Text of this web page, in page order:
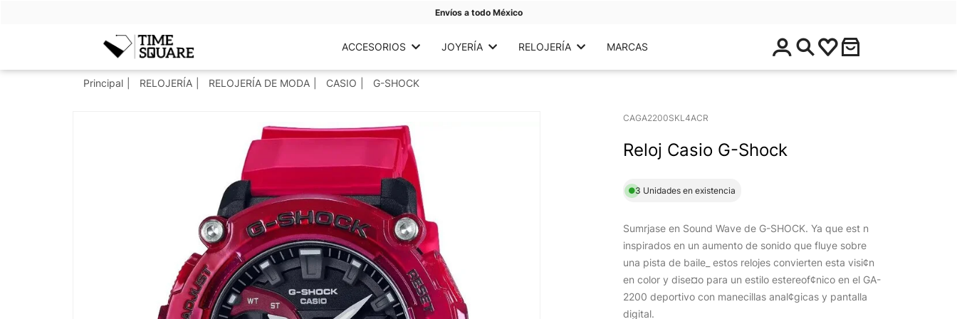
Envíos a todo México
Timesquare ACCESORIOS JOYERÍA RELOJERÍA MARCAS
$
0
.
Principal RELOJERÍA RELOJERÍA DE MODA CASIO G-SHOCK
CAGA2200SKL4ACR
Reloj Casio G-Shock
3 Unidades en existencia
Sumrjase en Sound Wave de G-SHOCK. Ya que est n
inspirados en un aumento de sonido que fluye sobre
una pista de baile_ estos relojes convierten esta visi¢n
en color y dise¤o para un estilo estereof¢nico en el GA-
2200 deportivo con manecillas anal¢gicas y pantalla
digital.